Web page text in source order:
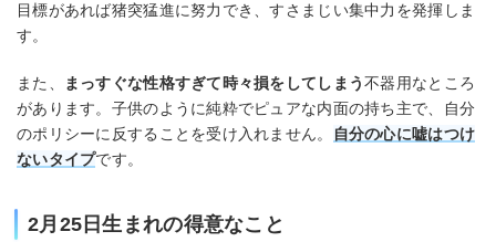
目標があれば猪突猛進に努力でき、すさまじい集中力を発揮しま
す。
また、 まっすぐな性格すぎて時々損をしてしまう不器用なところ
があります。子供のように純粋でピュアな内面の持ち主で、自分
のポリシーに反することを受け入れません。
自分の心に嘘はつけ
ないタイプです。
2月25日生まれの得意なこと